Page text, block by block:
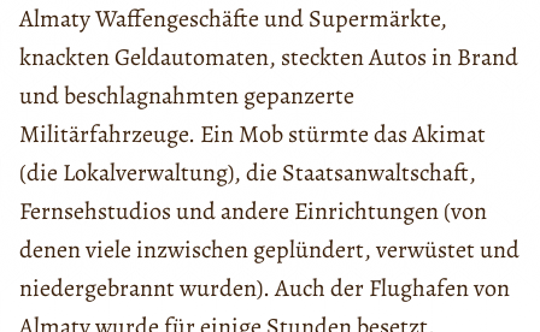
Almaty Waffengeschäfte und Supermärkte,
knackten Geldautomaten, steckten Autos in Brand
und beschlagnahmten gepanzerte
Militärfahrzeuge. Ein Mob stürmte das Akimat
(die Lokalverwaltung), die Staatsanwaltschaft,
Fernsehstudios und andere Einrichtungen (von
denen viele inzwischen geplündert, verwüstet und
niedergebrannt wurden). Auch der Flughafen von